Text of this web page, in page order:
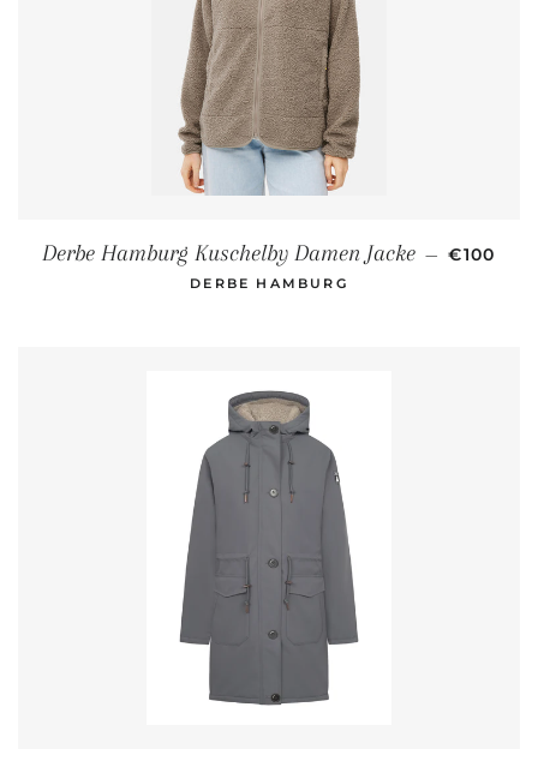
Derbe Hamburg Kuschelby Damen Jacke — €100
DERBE HAMBURG